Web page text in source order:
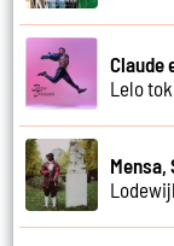
Claude
Lelo
Mensa,